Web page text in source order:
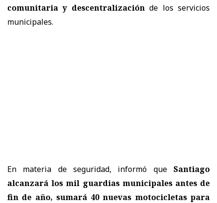
comunitaria y descentralizaciónde los servicios
municipales.
En materia de seguridad, informó que Santiago
alcanzará los mil guardias municipales antes de
fin de año, sumará 40 nuevas motocicletas para